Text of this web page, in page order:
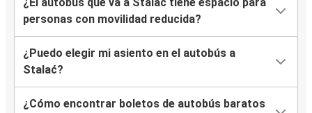
personas con movilidad reducida?
¿Puedo elegir mi asiento en el autobús a
Stalać?
¿Cómo encontrar boletos de autobús baratos